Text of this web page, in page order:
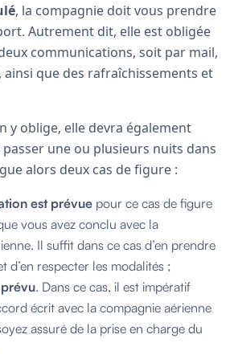
, la compagnie doit vous prendre
Autrement dit, elle est obligée
communications, soit par mail,
que des rafraîchissements et
y oblige, elle devra également
une ou plusieurs nuits dans
alors deux cas de figure :
est prévue pour ce cas de figure
vous avez conclu avec la
Il suffit dans ce cas d’en prendre
d’en respecter les modalités ;
prévu. Dans ce cas, il est impératif
écrit avec la compagnie aérienne
assuré de la prise en charge du